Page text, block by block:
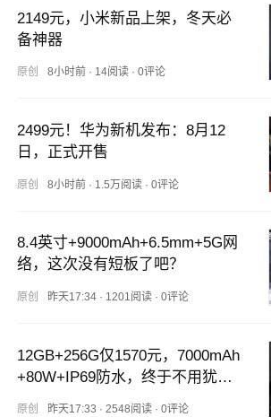
2149元，小米新品上架，冬天必
备神器
原创 8小时前· 14阅读· 0评论
2499元！华为新机发布：8月12
日，正式开售
原创 8小时前· 1.5万阅读· 0评论
8.4英寸+9000mAh+6.5mm+5G网
络，这次没有短板了吧？
原创 昨天17:34· 1201阅读· 0评论
12GB+256G仅1570元，7000mAh
+80W+IP69防水，终于不用犹豫
原创 昨天17:33 · 2548阅读· 0评论